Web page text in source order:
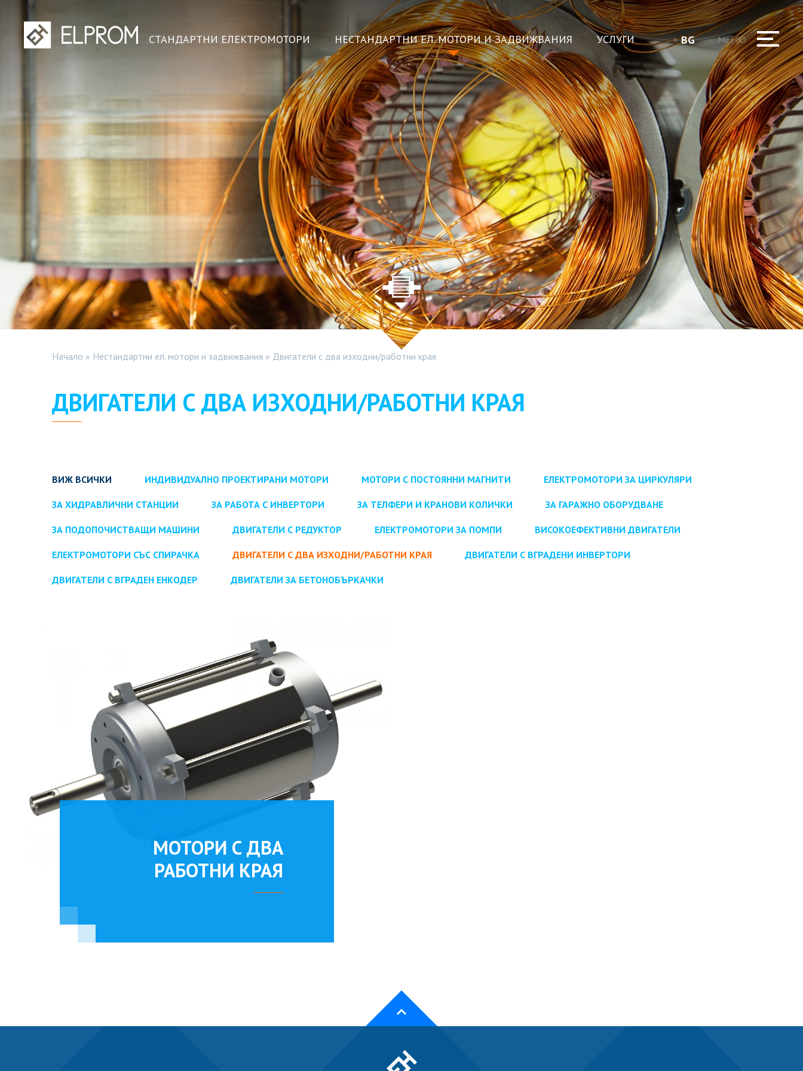
МЕНЮ
BG
СТАНДАРТНИ ЕЛЕКТРОМОТОРИ НЕСТАНДАРТНИ ЕЛ. МОТОРИ И ЗАДВИЖВАНИЯ УСЛУГИ
Начало » Нестандартни ел. мотори и задвижвания » Двигатели с два изходни/работни края
ДВИГАТЕЛИ С ДВА ИЗХОДНИ/РАБОТНИ КРАЯ
ВИЖ ВСИЧКИ ИНДИВИДУАЛНО ПРОЕКТИРАНИ МОТОРИ МОТОРИ С ПОСТОЯННИ МАГНИТИ ЕЛЕКТРОМОТОРИ ЗА ЦИРКУЛЯРИ
ЗА ХИДРАВЛИЧНИ СТАНЦИИ ЗА РАБОТА С ИНВЕРТОРИ ЗА ТЕЛФЕРИ И КРАНОВИ КОЛИЧКИ ЗА ГАРАЖНО ОБОРУДВАНЕ
ЗА ПОДОПОЧИСТВАЩИ МАШИНИ ДВИГАТЕЛИ С РЕДУКТОР ЕЛЕКТРОМОТОРИ ЗА ПОМПИ ВИСОКОЕФЕКТИВНИ ДВИГАТЕЛИ
ЕЛЕКТРОМОТОРИ СЪС СПИРАЧКА ДВИГАТЕЛИ С ДВА ИЗХОДНИ/РАБОТНИ КРАЯ ДВИГАТЕЛИ С ВГРАДЕНИ ИНВЕРТОРИ
ДВИГАТЕЛИ С ВГРАДЕН ЕНКОДЕР ДВИГАТЕЛИ ЗА БЕТОНОБЪРКАЧКИ
МОТОРИ С ДВА
РАБОТНИ КРАЯ